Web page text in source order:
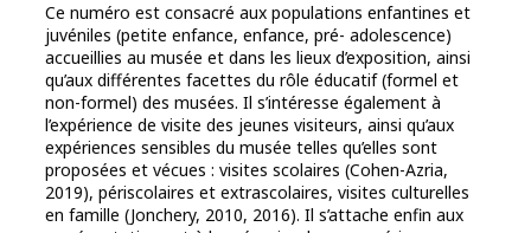
Ce numéro est consacré aux populations enfantines et
juvéniles (petite enfance, enfance, pré- adolescence)
accueillies au musée et dans les lieux d’exposition, ainsi
qu’aux différentes facettes du rôle éducatif (formel et
non-formel) des musées. Il s’intéresse également à
l’expérience de visite des jeunes visiteurs, ainsi qu’aux
expériences sensibles du musée telles qu’elles sont
proposées et vécues : visites scolaires (Cohen-Azria,
2019), périscolaires et extrascolaires, visites culturelles
en famille (Jonchery, 2010, 2016). Il s’attache enfin aux